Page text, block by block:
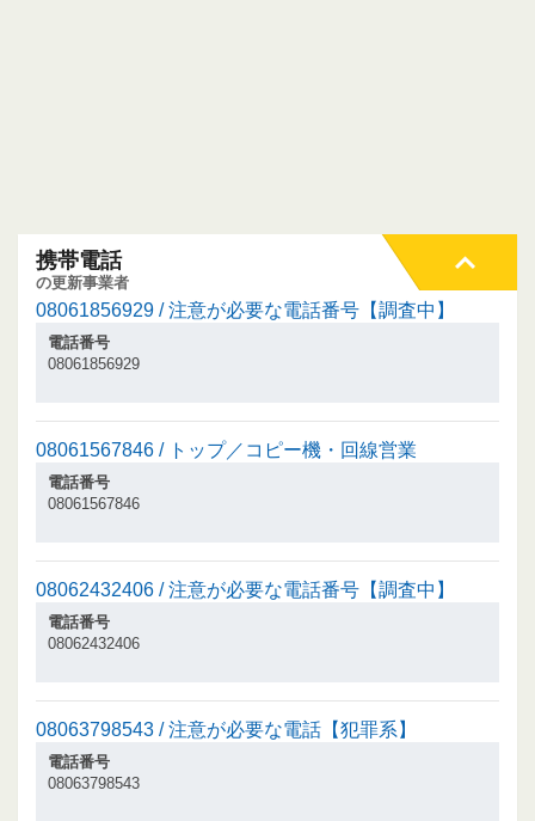
携帯電話
の更新事業者
08061856929 / 注意が必要な電話番号【調査中】
電話番号
08061856929
08061567846 / トップ／コピー機・回線営業
電話番号
08061567846
08062432406 / 注意が必要な電話番号【調査中】
電話番号
08062432406
08063798543 / 注意が必要な電話【犯罪系】
電話番号
08063798543